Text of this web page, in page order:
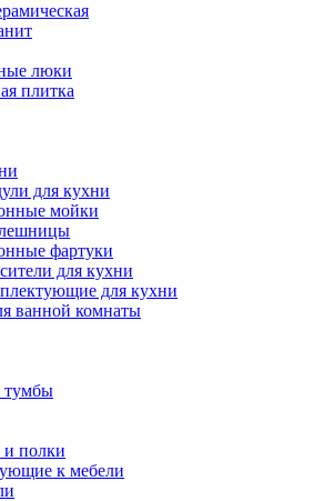
люки
плитка
для кухни
мойки
фартуки
для кухни
для кухни
ванной комнаты
полки
к мебели